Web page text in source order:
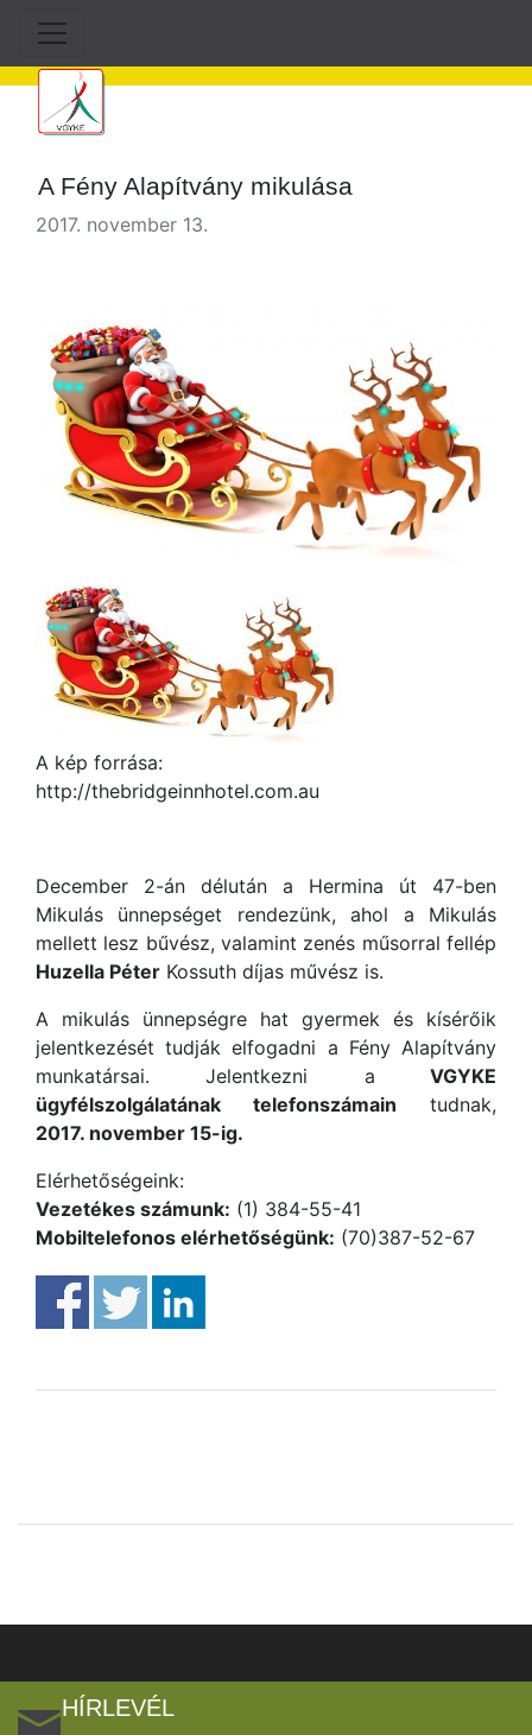
A Fény Alapítvány mikulása
2017. november 13.
A kép forrása:
http://thebridgeinnhotel.com.au
December 2-án délután a Hermina út 47-ben
Mikulás ünnepséget rendezünk, ahol a Mikulás
mellett lesz bűvész, valamint zenés műsorral fellép
Huzella Péter Kossuth díjas művész is.
A mikulás ünnepségre hat gyermek és kísérőik
jelentkezését tudják elfogadni a Fény Alapítvány
munkatársai. Jelentkezni a VGYKE
ügyfélszolgálatának telefonszámain tudnak,
2017. november 15-ig.
Elérhetőségeink:
Vezetékes számunk: (1) 384-55-41
Mobiltelefonos elérhetőségünk: (70)387-52-67
HÍRLEVÉL